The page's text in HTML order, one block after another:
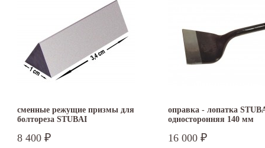
сменные режущие призмы для
болтореза STUBAI
8 400 ₽
оправка - лопатка
односторонняя 140 мм
16 000 ₽